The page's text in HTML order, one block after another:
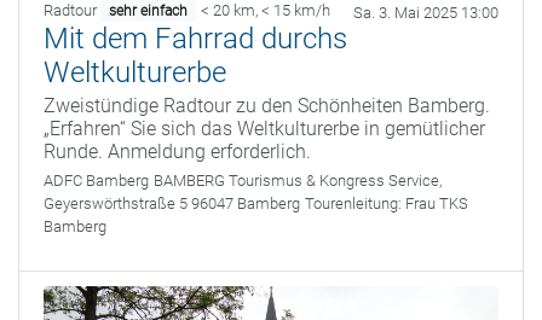
Radtour sehr einfach < 20 km, < 15 km/h Sa. 3. Mai 2025 13:00
Mit dem Fahrrad durchs
Weltkulturerbe
Zweistündige Radtour zu den Schönheiten Bamberg.
„Erfahren“ Sie sich das Weltkulturerbe in gemütlicher
Runde. Anmeldung erforderlich.
ADFC Bamberg BAMBERG Tourismus & Kongress Service,
Geyerswörthstraße 5 96047 Bamberg Tourenleitung: Frau TKS
Bamberg